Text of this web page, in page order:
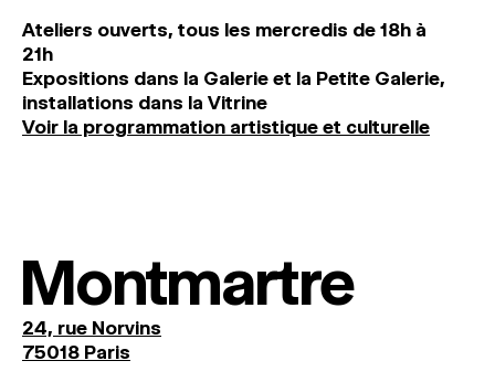
Ateliers ouverts, tous les mercredis de 18h à
21h
Expositions dans la Galerie et la Petite Galerie,
installations dans la Vitrine
Voir la programmation artistique et culturelle
Montmartre
24, rue Norvins
75018 Paris